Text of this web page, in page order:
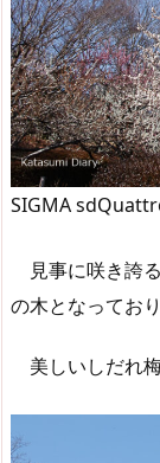
SIGMA
見事に咲き誇
の木となっており
美しいしだれ